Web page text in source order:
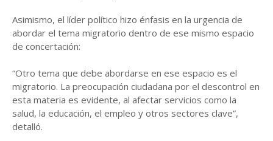
Asimismo, el líder político hizo énfasis en la urgencia de
abordar el tema migratorio dentro de ese mismo espacio
de concertación:
“Otro tema que debe abordarse en ese espacio es el
migratorio. La preocupación ciudadana por el descontrol en
esta materia es evidente, al afectar servicios como la
salud, la educación, el empleo y otros sectores clave”,
detalló.